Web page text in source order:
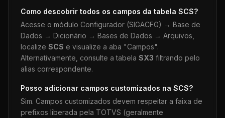
Como descobrir todos os campos da tabela SCS?
Acesse o módulo Configurador (SIGACFG) → Base de
Dados → Dicionário → Bases de Dados → Arquivos,
localize SCS e visualize a aba "Campos".
Alternativamente, consulte a tabela SX3 filtrando pelo
alias correspondente.
Posso adicionar campos customizados na SCS?
Sim. Campos customizados devem respeitar a faixa de
prefixos liberada pela TOTVS (geralmente